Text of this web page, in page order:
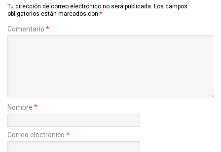
Tu dirección de correo electrónico no será publicada. Los campos
obligatorios están marcados con *
Comentario *
Nombre *
Correo electrónico *